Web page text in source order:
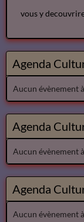
vous y
Agenda
Aucun évènement
Agenda
Aucun évènement
Agenda
Aucun évènement